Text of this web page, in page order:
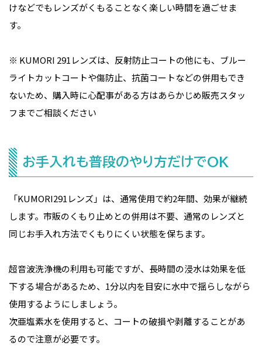
けなどでもレンズがくもることなく楽しい時間を過ごせま
す。
※ KUMORI 291レンズは、反射防止コートの他にも、ブルー
ライトカットコートや傷防止、抗菌コートなどの併用もでき
ないため、購入時に心配事がある方はあらかじめ販売スタッ
フまでご相談ください
お手入れも普段のやり方だけでOK
「KUMORI291レンズ」は、通常使用で約2年間、効果が継続
します。市販のくもり止めとの併用は不要、通常のレンズと
同じお手入れ方法でくもりにくい状態を保ちます。
超音波洗浄機の利用も可能ですが、長時間の浸水は効果を低
下する場合があるため、1分以内を目安に水中で揺らしながら
使用するようにしましょう。
次亜塩素水を使用すると、コートの破損や剥離することがあ
るので注意が必要です。